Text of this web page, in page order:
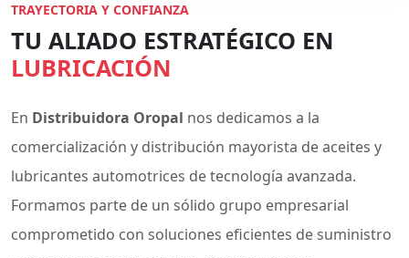
TRAYECTORIA Y CONFIANZA
TU ALIADO ESTRATÉGICO EN
LUBRICACIÓN
En Distribuidora Oropal nos dedicamos a la
comercialización y distribución mayorista de aceites y
lubricantes automotrices de tecnología avanzada.
Formamos parte de un sólido grupo empresarial
comprometido con soluciones eficientes de suministro